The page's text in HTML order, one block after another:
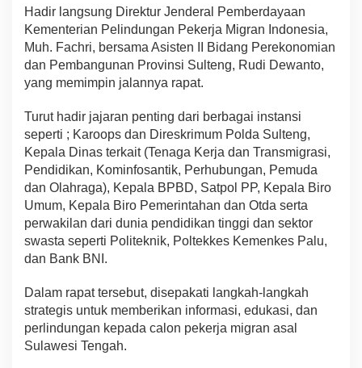
Hadir langsung Direktur Jenderal Pemberdayaan
Kementerian Pelindungan Pekerja Migran Indonesia,
Muh. Fachri, bersama Asisten II Bidang Perekonomian
dan Pembangunan Provinsi Sulteng, Rudi Dewanto,
yang memimpin jalannya rapat.
Turut hadir jajaran penting dari berbagai instansi
seperti ; Karoops dan Direskrimum Polda Sulteng,
Kepala Dinas terkait (Tenaga Kerja dan Transmigrasi,
Pendidikan, Kominfosantik, Perhubungan, Pemuda
dan Olahraga), Kepala BPBD, Satpol PP, Kepala Biro
Umum, Kepala Biro Pemerintahan dan Otda serta
perwakilan dari dunia pendidikan tinggi dan sektor
swasta seperti Politeknik, Poltekkes Kemenkes Palu,
dan Bank BNI.
Dalam rapat tersebut, disepakati langkah-langkah
strategis untuk memberikan informasi, edukasi, dan
perlindungan kepada calon pekerja migran asal
Sulawesi Tengah.